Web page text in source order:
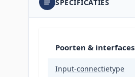
SPECIFICATIES
Poorten & interfaces
Input-connectietype